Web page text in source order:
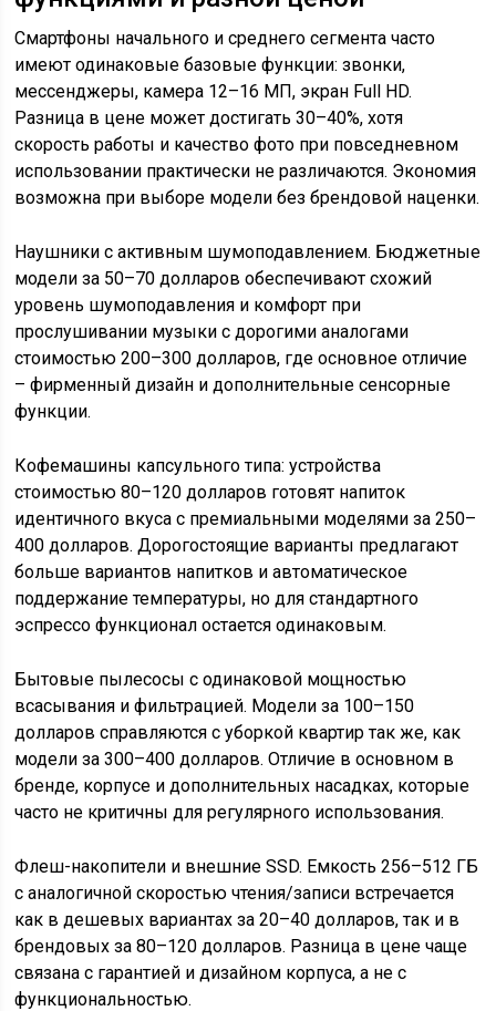
Смартфоны начального и среднего сегмента часто
имеют одинаковые базовые функции: звонки,
мессенджеры, камера 12–16 МП, экран Full HD.
Разница в цене может достигать 30–40%, хотя
скорость работы и качество фото при повседневном
использовании практически не различаются. Экономия
возможна при выборе модели без брендовой наценки.
Наушники с активным шумоподавлением. Бюджетные
модели за 50–70 долларов обеспечивают схожий
уровень шумоподавления и комфорт при
прослушивании музыки с дорогими аналогами
стоимостью 200–300 долларов, где основное отличие
– фирменный дизайн и дополнительные сенсорные
функции.
Кофемашины капсульного типа: устройства
стоимостью 80–120 долларов готовят напиток
идентичного вкуса с премиальными моделями за 250–
400 долларов. Дорогостоящие варианты предлагают
больше вариантов напитков и автоматическое
поддержание температуры, но для стандартного
эспрессо функционал остается одинаковым.
Бытовые пылесосы с одинаковой мощностью
всасывания и фильтрацией. Модели за 100–150
долларов справляются с уборкой квартир так же, как
модели за 300–400 долларов. Отличие в основном в
бренде, корпусе и дополнительных насадках, которые
часто не критичны для регулярного использования.
Флеш-накопители и внешние SSD. Емкость 256–512 ГБ
с аналогичной скоростью чтения/записи встречается
как в дешевых вариантах за 20–40 долларов, так и в
брендовых за 80–120 долларов. Разница в цене чаще
связана с гарантией и дизайном корпуса, а не с
функциональностью.